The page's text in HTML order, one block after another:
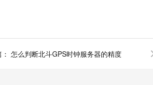
怎么判断北斗GPS时钟服务器的精度